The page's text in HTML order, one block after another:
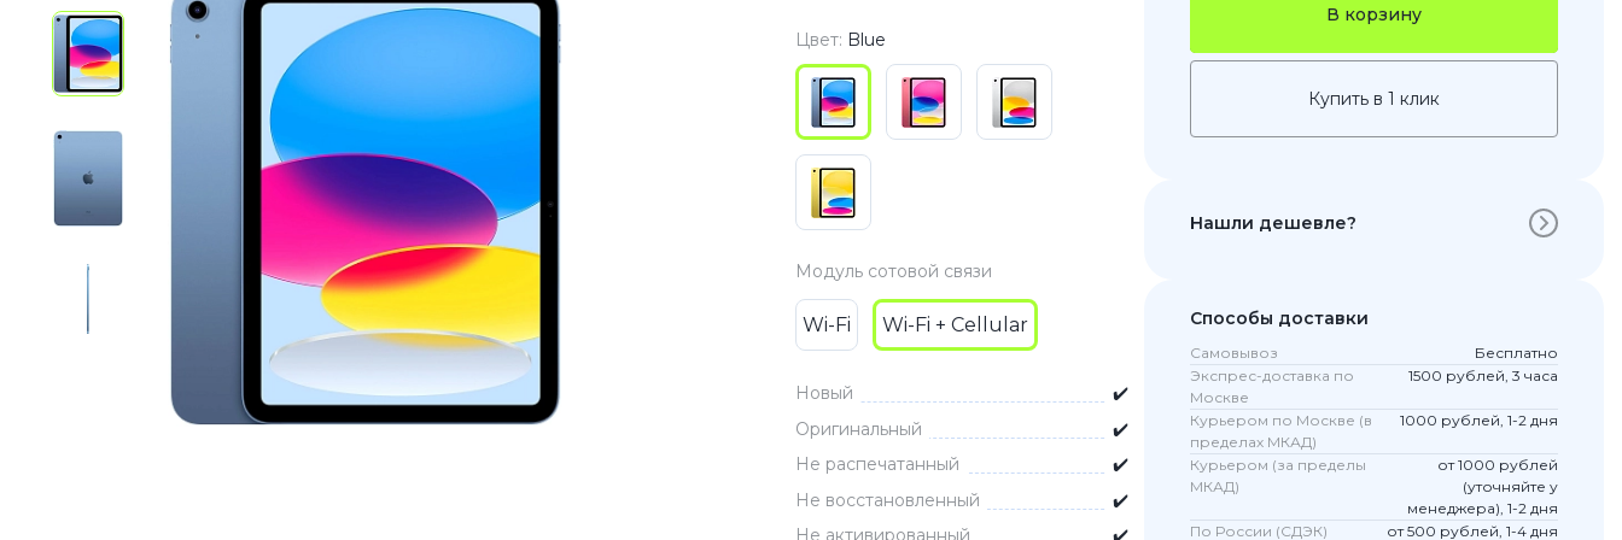
iPhone 13
iPhone 11
Pixel 8
Pixel 7
Pixel 6
Poco
M Series
X Series
Honor 400
Honor 400 Pro
Honor Magic 8 Pro
Цвет: Blue
Модуль сотовой связи
Wi-Fi Wi-Fi + Cellular
Новый
✔️
Оригинальный
✔️
Не распечатанный
✔️
Не восстановленный
✔️
Не активированный
✔️
В корзину
Купить в 1 клик
Нашли дешевле?
Способы доставки
Самовывоз
Бесплатно
Экспрес-доставка по
Москве
1500 рублей, 3 часа
Курьером по Москве (в
пределах МКАД)
1000 рублей, 1-2 дня
Курьером (за пределы
МКАД)
от 1000 рублей
(уточняйте у
менеджера), 1-2 дня
По России (СДЭК)
от 500 рублей, 1-4 дня